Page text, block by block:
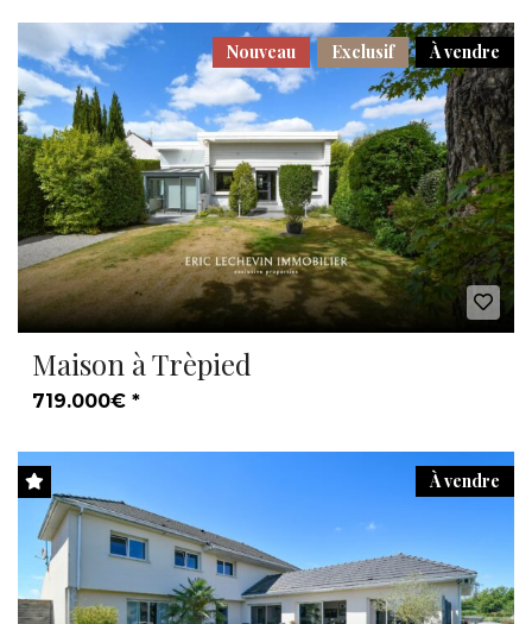
À vendre
Exclusif
Nouveau
Maison à Trèpied
719.000€ *
À vendre